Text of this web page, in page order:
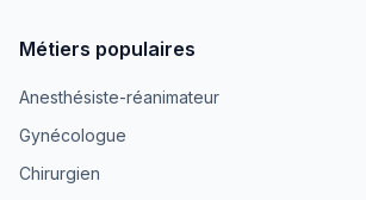
Métiers populaires
Anesthésiste-réanimateur
Gynécologue
Chirurgien